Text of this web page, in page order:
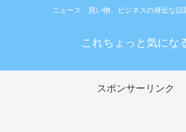
ニュース、買い物、ビジネスの身近な話
これちょっと気にな
スポンサーリンク